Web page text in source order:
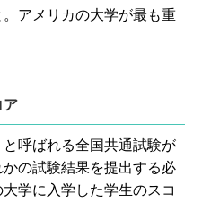
アメリカの大学が最も重
ア
呼ばれる全国共通試験が
の試験結果を提出する必
学に入学した学生のスコ